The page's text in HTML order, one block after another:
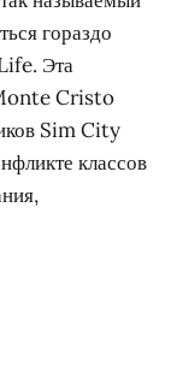
гораздо
Эта
Monte Cristo
Sim City
классов